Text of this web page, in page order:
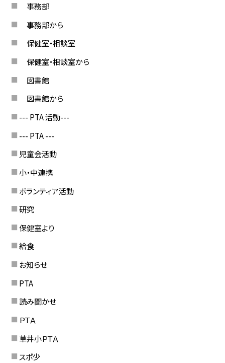
事務部
事務部から
保健室・相談室
保健室・相談室から
図書館
図書館から
--- PTA 活動---
--- PTA ---
児童会活動
小・中連携
ボランティア活動
研究
保健室より
給食
お知らせ
PTA
読み聞かせ
ＰＴＡ
草井小ＰＴＡ
スポ少